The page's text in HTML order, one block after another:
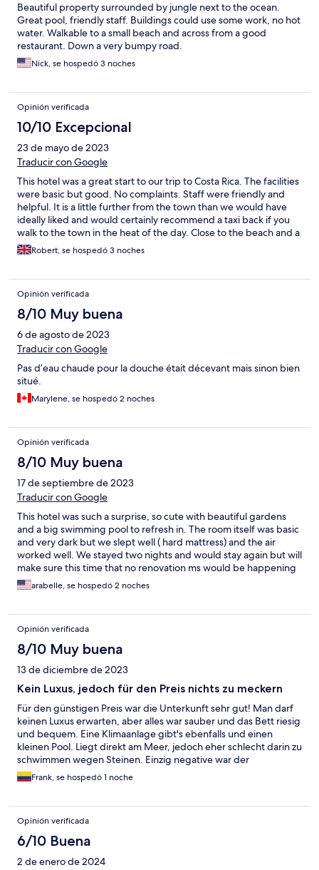
Beautiful property surrounded by jungle next to the ocean.
Great pool, friendly staff. Buildings could use some work, no hot
water. Walkable to a small beach and across from a good
restaurant. Down a very bumpy road.
Nick, se hospedó 3 noches
Opinión verificada
10/10 Excepcional
23 de mayo de 2023
Traducir con Google
This hotel was a great start to our trip to Costa Rica. The facilities
were basic but good. No complaints. Staff were friendly and
helpful. It is a little further from the town than we would have
ideally liked and would certainly recommend a taxi back if you
walk to the town in the heat of the day. Close to the beach and a
great family run restaurant is just outside the gate.
Robert, se hospedó 3 noches
Opinión verificada
8/10 Muy buena
6 de agosto de 2023
Traducir con Google
Pas d’eau chaude pour la douche était décevant mais sinon bien
situé.
Marylene, se hospedó 2 noches
Opinión verificada
8/10 Muy buena
17 de septiembre de 2023
Traducir con Google
This hotel was such a surprise, so cute with beautiful gardens
and a big swimming pool to refresh in. The room itself was basic
and very dark but we slept well ( hard mattress) and the air
worked well. We stayed two nights and would stay again but will
make sure this time that no renovation ms would be happening
next door with hammering at 7:15 in the morning and all day .
arabelle, se hospedó 2 noches
Opinión verificada
8/10 Muy buena
13 de diciembre de 2023
Kein Luxus, jedoch für den Preis nichts zu meckern
Für den günstigen Preis war die Unterkunft sehr gut! Man darf
keinen Luxus erwarten, aber alles war sauber und das Bett riesig
und bequem. Eine Klimaanlage gibt's ebenfalls und einen
kleinen Pool. Liegt direkt am Meer, jedoch eher schlecht darin zu
schwimmen wegen Steinen. Einzig negative war der
Stromausfall am Abreisetag aber da kann das Hotel nichts dafür.
Gerne wieder!
Frank, se hospedó 1 noche
Opinión verificada
6/10 Buena
2 de enero de 2024